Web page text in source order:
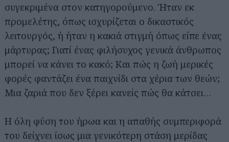
συγεκριμένα στον κατηγορούμενο. Ήταν εκ
προμελέτης, όπως ισχυρίζεται ο δικαστικός
λειτουργός, ή ήταν η κακιά στιγμή όπως είπε ένας
μάρτυρας; Γιατί ένας φιλήσυχος γενικά άνθρωπος
μπορεί να κάνει το κακό; Και πώς η ζωή μερικές
φορές φαντάζει ένα παιχνίδι στα χέρια των θεών;
Μια ζαριά που δεν ξέρει κανείς πώς θα κάτσει…
Η όλη φύση του ήρωα και η απαθής συμπεριφορά
του δείχνει ίσως μια γενικότερη στάση μερίδας